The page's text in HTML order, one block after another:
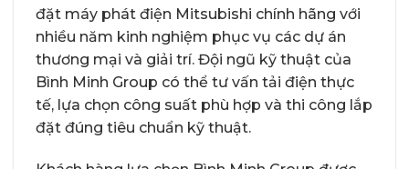
đặt máy phát điện Mitsubishi chính hãng với
nhiều năm kinh nghiệm phục vụ các dự án
thương mại và giải trí. Đội ngũ kỹ thuật của
Bình Minh Group có thể tư vấn tải điện thực
tế, lựa chọn công suất phù hợp và thi công lắp
đặt đúng tiêu chuẩn kỹ thuật.